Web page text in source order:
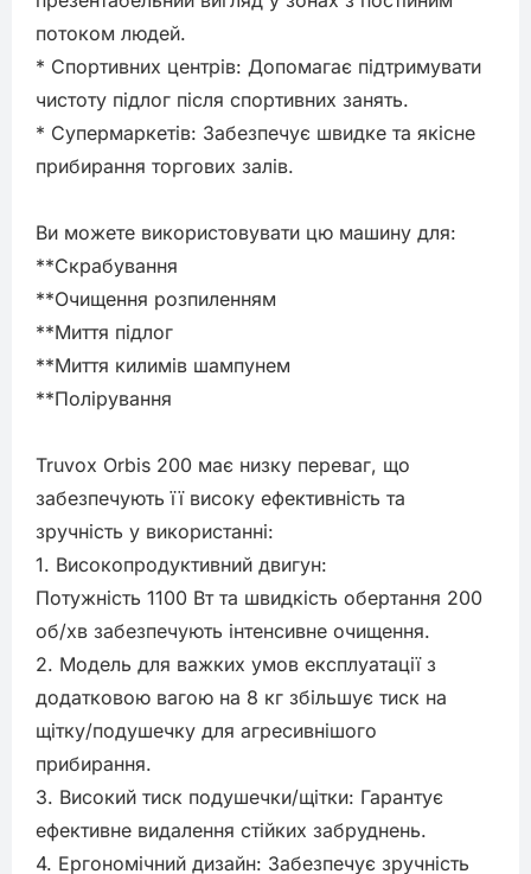
потоком людей.
* Спортивних центрів: Допомагає підтримувати
чистоту підлог після спортивних занять.
* Супермаркетів: Забезпечує швидке та якісне
прибирання торгових залів.
Ви можете використовувати цю машину для:
**Скрабування
**Очищення розпиленням
**Миття підлог
**Миття килимів шампунем
**Полірування
Truvox Orbis 200 має низку переваг, що
забезпечують її високу ефективність та
зручність у використанні:
1. Високопродуктивний двигун:
Потужність 1100 Вт та швидкість обертання 200
об/хв забезпечують інтенсивне очищення.
2. Модель для важких умов експлуатації з
додатковою вагою на 8 кг збільшує тиск на
щітку/подушечку для агресивнішого
прибирання.
3. Високий тиск подушечки/щітки: Гарантує
ефективне видалення стійких забруднень.
4. Ергономічний дизайн: Забезпечує зручність